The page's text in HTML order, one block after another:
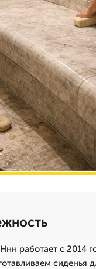
работает с 2014
сиденья